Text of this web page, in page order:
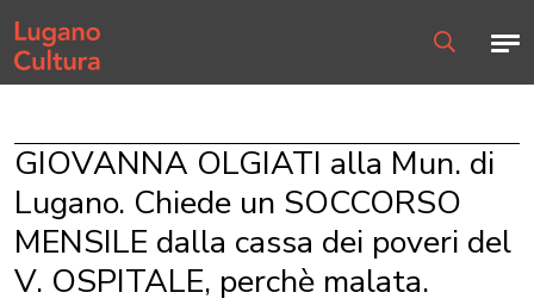
Home page
GIOVANNA OLGIATI alla Mun. di
Lugano. Chiede un SOCCORSO
MENSILE dalla cassa dei poveri del
V. OSPITALE, perchè malata.